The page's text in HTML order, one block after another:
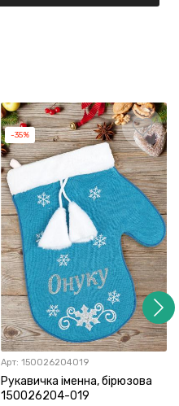
-35%
Арт: 150026204019
Рукавичка іменна, бірюзова
150026204-019